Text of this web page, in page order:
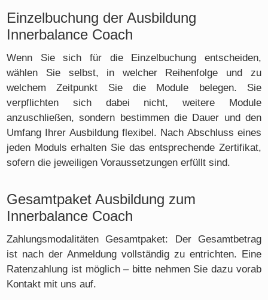
Einzelbuchung der Ausbildung
Innerbalance Coach
Wenn Sie sich für die Einzelbuchung entscheiden,
wählen Sie selbst, in welcher Reihenfolge und zu
welchem Zeitpunkt Sie die Module belegen. Sie
verpflichten sich dabei nicht, weitere Module
anzuschließen, sondern bestimmen die Dauer und den
Umfang Ihrer Ausbildung flexibel. Nach Abschluss eines
jeden Moduls erhalten Sie das entsprechende Zertifikat,
sofern die jeweiligen Voraussetzungen erfüllt sind.
Gesamtpaket Ausbildung zum
Innerbalance Coach
Zahlungsmodalitäten Gesamtpaket: Der Gesamtbetrag
ist nach der Anmeldung vollständig zu entrichten. Eine
Ratenzahlung ist möglich – bitte nehmen Sie dazu vorab
Kontakt mit uns auf.